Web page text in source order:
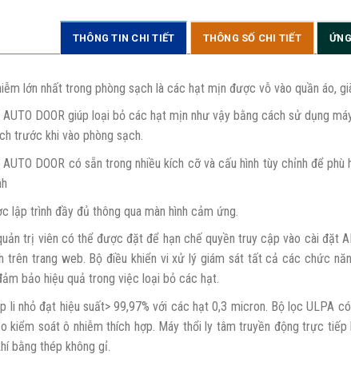
THÔNG TIN CHI TIẾT THÔNG SỐ CHI TIẾT
lớn nhất trong phòng sạch là các hạt mịn được vỗ vào quần áo,
AUTO DOOR giúp loại bỏ các hạt mịn như vậy bằng cách sử dụng
trước khi vào phòng sạch.
AUTO DOOR có sẵn trong nhiều kích cỡ và cấu hình tùy chỉnh để
lập trình đầy đủ thông qua màn hình cảm ứng.
trị viên có thể được đặt để hạn chế quyền truy cập vào cài đặt
trên trang web. Bộ điều khiển vi xử lý giám sát tất cả các chức
bảo hiệu quả trong việc loại bỏ các hạt.
li nhỏ đạt hiệu suất> 99,97% với các hạt 0,3 micron. Bộ lọc ULPA
kiểm soát ô nhiễm thích hợp. Máy thổi ly tâm truyền động trực
bằng thép không gỉ.